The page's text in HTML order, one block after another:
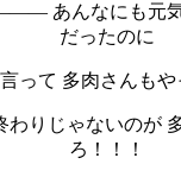
あんなにも元気
だったのに
って 多肉さんも
わりじゃないのが
ろ！！！